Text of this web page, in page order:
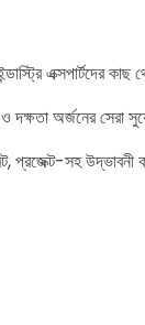
এক্সপার্টদের
দক্ষতা অর্জনের সেরা
প্রজেক্ট-সহ